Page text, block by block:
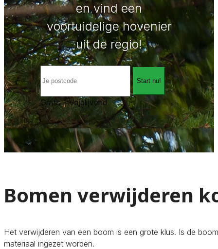
en vind een
voortuidelige hovenier
uit de regio!
Start nu!
Gratis - Vrijblijvend
Bomen verwijderen
Het verwijderen van een boom is een grote klus. Is de
materiaal ingezet worden.